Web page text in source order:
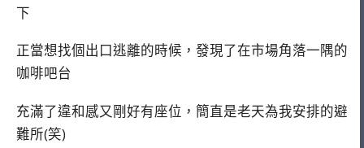
下
正當想找個出口逃離的時候，發現了在市場角落一隅的
咖啡吧台
充滿了違和感又剛好有座位，簡直是老天為我安排的避
難所(笑)